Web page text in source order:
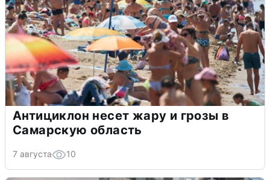
Антициклон несет жару и грозы в
Самарскую область
7 августа 10